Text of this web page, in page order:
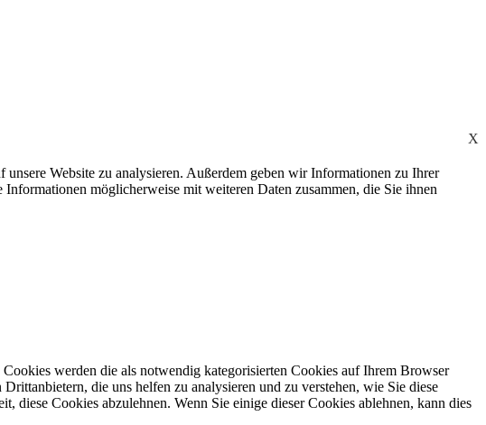
X
Website zu analysieren. Außerdem geben wir Informationen zu Ihrer
möglicherweise mit weiteren Daten zusammen, die Sie ihnen
werden die als notwendig kategorisierten Cookies auf Ihrem Browser
die uns helfen zu analysieren und zu verstehen, wie Sie diese
Cookies abzulehnen. Wenn Sie einige dieser Cookies ablehnen, kann dies